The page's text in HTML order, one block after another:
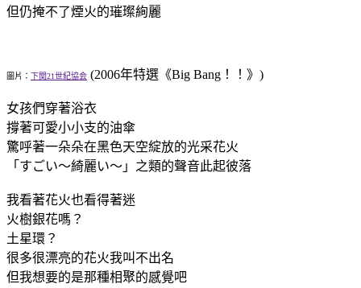
但仍掩不了煙火的璀璨絢麗
圖片： 下関21世紀協会 (2006年特選《Big Bang！！》)
女孩們穿著浴衣
撐著可愛小小支的油傘
驚呼著一朵朵在黑色天空綻放的光采花火
「すごい～綺麗い～」之類的聲音此起彼落
我看著花火也看得著迷
火樹銀花嗎？
土星環？
很多很漂亮的花火我叫不出名
但我想要的是那種相聚的感覺吧